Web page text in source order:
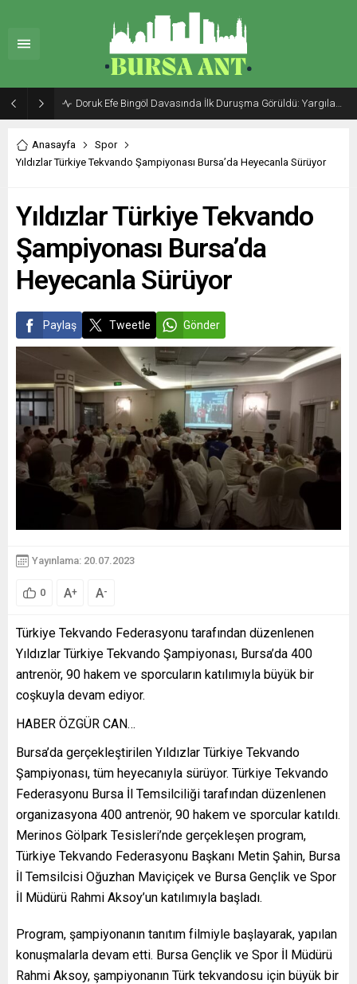
Doruk Efe Bingöl Davasında İlk Duruşma Görüldü: Yargılama 20 Ekim 2026’ya Ertelendi
Anasayfa
Spor
Yıldızlar Türkiye Tekvando Şampiyonası Bursa’da Heyecanla Sürüyor
Yıldızlar Türkiye Tekvando
Şampiyonası Bursa’da
Heyecanla Sürüyor
Paylaş Tweetle Gönder
Yayınlama: 20.07.2023
0 A+ A-
Türkiye Tekvando Federasyonu tarafından düzenlenen
Yıldızlar Türkiye Tekvando Şampiyonası, Bursa’da 400
antrenör, 90 hakem ve sporcuların katılımıyla büyük bir
coşkuyla devam ediyor.
HABER ÖZGÜR CAN…
Bursa’da gerçekleştirilen Yıldızlar Türkiye Tekvando
Şampiyonası, tüm heyecanıyla sürüyor. Türkiye Tekvando
Federasyonu Bursa İl Temsilciliği tarafından düzenlenen
organizasyona 400 antrenör, 90 hakem ve sporcular katıldı.
Merinos Gölpark Tesisleri’nde gerçekleşen program,
Türkiye Tekvando Federasyonu Başkanı Metin Şahin, Bursa
İl Temsilcisi Oğuzhan Maviçiçek ve Bursa Gençlik ve Spor
İl Müdürü Rahmi Aksoy’un katılımıyla başladı.
Program, şampiyonanın tanıtım filmiyle başlayarak, yapılan
konuşmalarla devam etti. Bursa Gençlik ve Spor İl Müdürü
Rahmi Aksoy, şampiyonanın Türk tekvandosu için büyük bir